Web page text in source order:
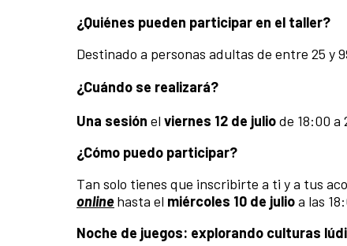
¿Quiénes pueden participar en el taller?
Destinado a personas adultas de entre 25 y
¿Cuándo se realizará?
Una sesión el viernes 12 de juliode 18:00 a
¿Cómo puedo participar?
Tan solo tienes que inscribirte a ti y a tus
onlinehasta el miércoles 10 de julioa las
Noche de juegos: explorando culturas